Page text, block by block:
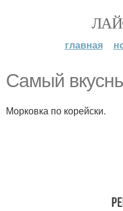
главная
Самый
Морковка по корейски.